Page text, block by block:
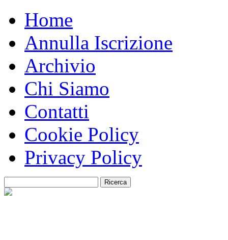
Home
Annulla Iscrizione
Archivio
Chi Siamo
Contatti
Cookie Policy
Privacy Policy